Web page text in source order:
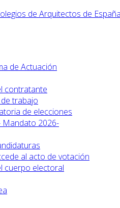
de Actuación
contratante
trabajo
de elecciones
Mandato 2026-
al acto de votación
cuerpo electoral